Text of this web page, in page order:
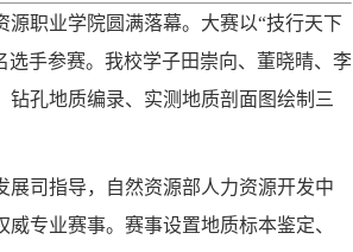
职业学院圆满落幕。大赛以“技行天下
选手参赛。我校学子田崇向、董晓晴、李
孔地质编录、实测地质剖面图绘制三
司指导，自然资源部人力资源开发中
专业赛事。赛事设置地质标本鉴定、